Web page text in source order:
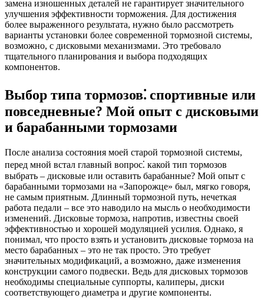
замена изношенных деталей не гарантирует значительного
улучшения эффективности торможения. Для достижения
более выраженного результата, нужно было рассмотреть
варианты установки более современной тормозной системы,
возможно, с дисковыми механизмами. Это требовало
тщательного планирования и выбора подходящих
компонентов.
Выбор типа тормозов⁚ спортивные или
повседневные? Мой опыт с дисковыми
и барабанными тормозами
После анализа состояния моей старой тормозной системы,
перед мной встал главный вопрос⁚ какой тип тормозов
выбрать – дисковые или оставить барабанные? Мой опыт с
барабанными тормозами на «Запорожце» был, мягко говоря,
не самым приятным. Длинный тормозной путь, нечеткая
работа педали – все это наводило на мысль о необходимости
изменений. Дисковые тормоза, напротив, известны своей
эффективностью и хорошей модуляцией усилия. Однако, я
понимал, что просто взять и установить дисковые тормоза на
место барабанных – это не так просто. Это требует
значительных модификаций, а возможно, даже изменения
конструкции самого подвески. Ведь для дисковых тормозов
необходимы специальные суппорты, калиперы, диски
соответствующего диаметра и другие компоненты.